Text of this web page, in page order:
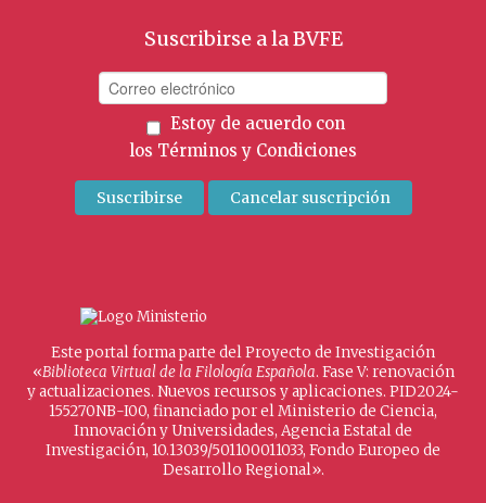
Suscribirse a la BVFE
Estoy de acuerdo con
los Términos y Condiciones
Este portal forma parte del Proyecto de Investigación
«Biblioteca Virtual de la Filología Española. Fase V: renovación
y actualizaciones. Nuevos recursos y aplicaciones. PID2024-
155270NB-I00, financiado por el Ministerio de Ciencia,
Innovación y Universidades, Agencia Estatal de
Investigación, 10.13039/501100011033, Fondo Europeo de
Desarrollo Regional».